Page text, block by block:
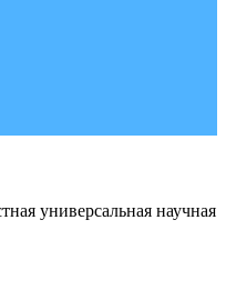
универсальная научная